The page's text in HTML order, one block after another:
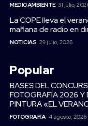
MEDIOAMBIENTE 31 julio,
La COPE lleva el
mañana de radio en
NOTICIAS 29 julio, 2026
Popular
BASES DEL
FOTOGRAFÍA 2026 Y
PINTURA «EL
FOTOGRAFÍA 4 agosto, 2026